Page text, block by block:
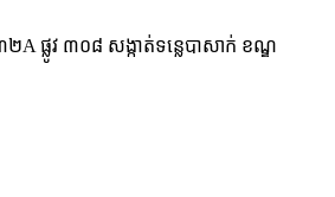
ផ្លូវ ៣០៨ សង្កាត់ទន្លេបាសាក់ ខណ្ឌ